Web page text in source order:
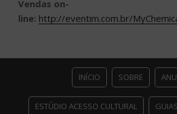
Vendas on-
line: http://eventim.com.br/
INÍCIO SOBRE
ESTÚDIO ACESSO CULTURAL GUIAS